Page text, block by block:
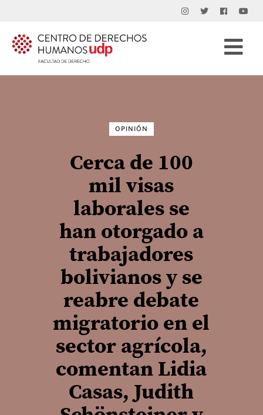
OPINIÓN
Cerca de 100
mil visas
laborales se
han otorgado a
trabajadores
bolivianos y se
reabre debate
migratorio en el
sector agrícola,
comentan Lidia
Casas, Judith